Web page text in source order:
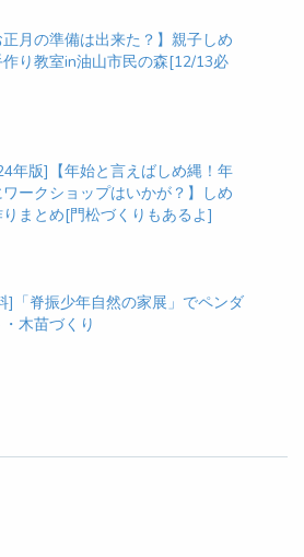
正月の準備は出来た？】親子しめ
り教室in油山市民の森[12/13必
年版]【年始と言えばしめ縄！年
ークショップはいかが？】しめ
まとめ[門松づくりもあるよ]
]「脊振少年自然の家展」でペンダ
・木苗づくり